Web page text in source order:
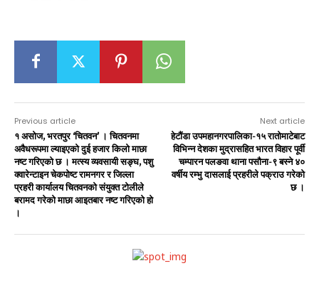
Previous article
१ असोज, भरतपुर ‘चितवन’ । चितवनमा
अवैधरूपमा ल्याइएको दुई हजार किलो माछा
नष्ट गरिएको छ । मत्स्य व्यवसायी सङ्घ, पशु
क्वारेन्टाइन चेकपोष्ट रामनगर र जिल्ला
प्रहरी कार्यालय चितवनको संयुक्त टोलीले
बरामद गरेको माछा आइतबार नष्ट गरिएको हो
।
Next article
हेटौंडा उपमहानगरपालिका-१५ रातोमाटेबाट
विभिन्न देशका मुद्रासहित भारत विहार पूर्वी
चम्पारन पलङवा थाना पसौना-९ बस्ने ४०
वर्षीय रम्भु दासलाई प्रहरीले पक्राउ गरेको
छ ।